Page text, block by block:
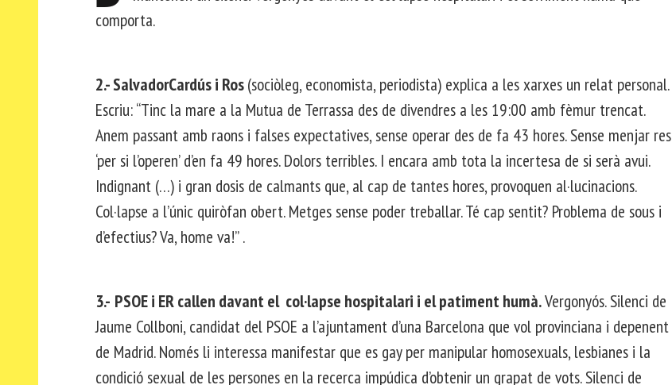
comporta.
2.- SalvadorCardús i Ros(sociòleg, economista, periodista) explica a les xarxes un relat personal.
Escriu: “Tinc la mare a la Mutua de Terrassa des de divendres a les 19:00 amb fèmur trencat.
Anem passant amb raons i falses expectatives, sense operar des de fa 43 hores. Sense menjar res
‘per si l’operen’ d’en fa 49 hores. Dolors terribles. I encara amb tota la incertesa de si serà avui.
Indignant (…) i gran dosis de calmants que, al cap de tantes hores, provoquen al·lucinacions.
Col·lapse a l’únic quiròfan obert. Metges sense poder treballar. Té cap sentit? Problema de sous i
d’efectius? Va, home va!” .
3.- PSOE i ER callen davant el col·lapse hospitalari i el patiment humà.Vergonyós. Silenci de
Jaume Collboni, candidat del PSOE a l’ajuntament d’una Barcelona que vol provinciana i depenent
de Madrid. Només li interessa manifestar que es gay per manipular homosexuals, lesbianes i la
condició sexual de les persones en la recerca impúdica d’obtenir un grapat de vots. Silenci de